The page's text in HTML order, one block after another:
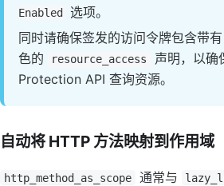
Enabled
选项。
同时请确保签发的访问令牌包含带有
色的
resource_access
声明，以确
Protection API 查询资源。
自动将 HTTP 方法映射到作用域
http_method_as_scope 通常与